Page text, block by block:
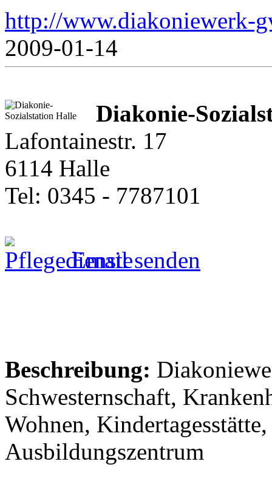
http://www.diakoniewerk-
2009-01-14
Diakonie-
Lafontainestr. 17
6114 Halle
Tel: 0345 - 7787101
Email senden
Beschreibung:
Schwesternschaft,
Wohnen,
Ausbildungszentrum